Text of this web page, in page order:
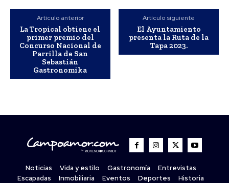
Artículo anterior
La Tropical obtiene el
primer premio del
Concurso Nacional de
Parrilla de San
Sebastián
Gastronomika
Artículo siguiente
El Ayuntamiento
presenta la Ruta de la
Tapa 2023.
Noticias Vida y estilo Gastronomía
Entrevistas
Escapadas
Inmobiliaria Eventos Deportes
Historia